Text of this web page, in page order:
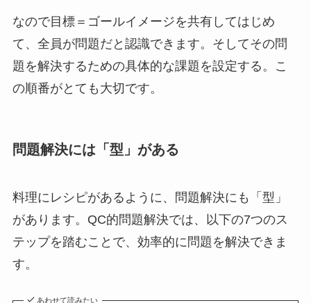
なので目標＝ゴールイメージを共有してはじめ
て、全員が問題だと認識できます。そしてその問
題を解決するための具体的な課題を設定する。こ
の順番がとても大切です。
問題解決には「型」がある
料理にレシピがあるように、問題解決にも「型」
があります。QC的問題解決では、以下の7つのス
テップを踏むことで、効率的に問題を解決できま
す。
あわせて読みたい